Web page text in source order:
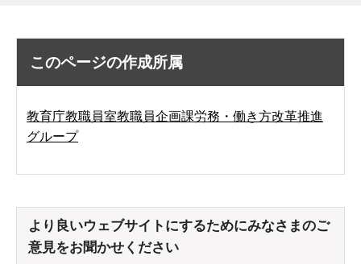
このページの作成所属
教育庁教職員室教職員企画課労務・働き方改革推進
グループ
より良いウェブサイトにするためにみなさまのご
意見をお聞かせください